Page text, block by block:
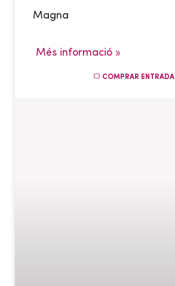
Magna
Més informació »
COMPRAR ENTRADA